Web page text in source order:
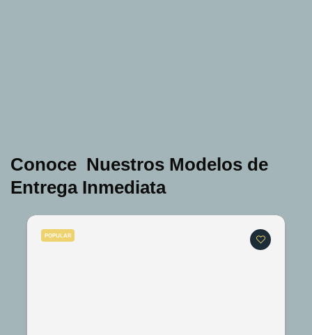
Conoce Nuestros Modelos de
Entrega Inmediata
POPULAR